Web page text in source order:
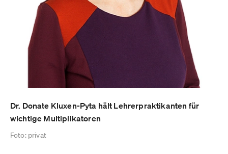
Dr. Donate Kluxen-Pyta hält Lehrerpraktikanten für
wichtige Multiplikatoren
Foto: privat